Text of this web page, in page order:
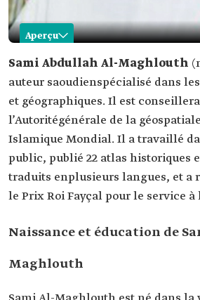
Aperçu
Sami Al-Maghlouth
Nom
Sami Al-Maghlouth
Domaine
professionnel
Auteur saoudien
historiques et
Date de
naissance
1962.
Lieu de
Ville d'Al-Mubarraz,
Sami Abdullah Al-Maghlouth
auteur saoudienspécialisé dans
et géographiques. Il est
l’Autoritégénérale de la
Islamique Mondial. Il a travaillé
public, publié 22 atlas historiques
traduits enplusieurs langues, et a
le Prix Roi Fayçal pour le service à
Naissance et éducation de
Maghlouth